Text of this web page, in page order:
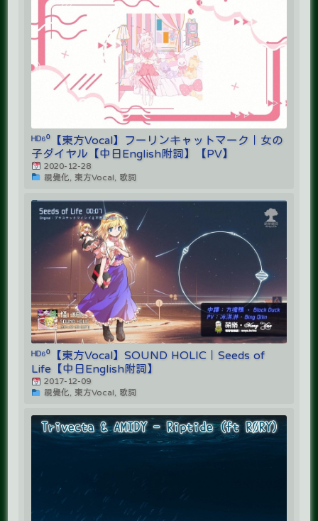
ᴴᴰ⁶⁰【東方Vocal】フーリンキャットマーク｜女の
子ダイヤル【中日English附詞】【PV】
2020-12-28
視覺化, 東方Vocal, 歌詞
ᴴᴰ⁶⁰【東方Vocal】SOUND HOLIC｜Seeds of
Life【中日English附詞】
2017-12-09
視覺化, 東方Vocal, 歌詞